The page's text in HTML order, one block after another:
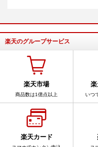
楽天のグループサービス
楽天市場
商品数は1億点以上 いつ
楽天カード